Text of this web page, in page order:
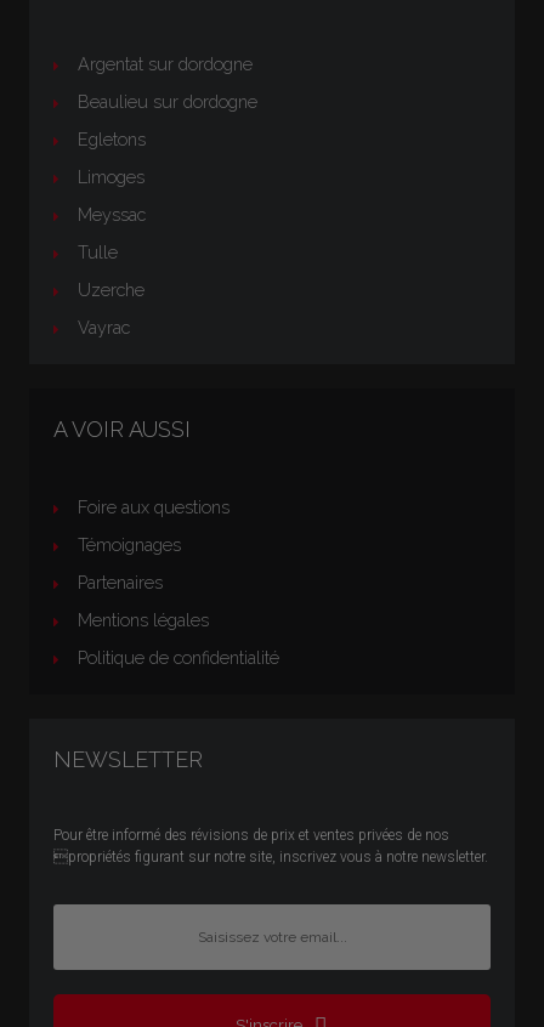
Argentat sur dordogne
Beaulieu sur dordogne
Egletons
Limoges
Meyssac
Tulle
Uzerche
Vayrac
A VOIR AUSSI
Foire aux questions
Témoignages
Partenaires
Mentions légales
Politique de confidentialité
NEWSLETTER
Pour être informé des révisions de prix et ventes privées de nos
propriétés figurant sur notre site, inscrivez vous à notre newsletter.